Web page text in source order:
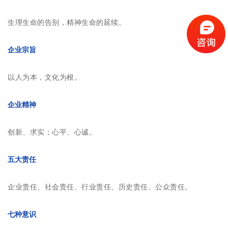
生理生命的告别，精神生命的延续。
企业宗旨
以人为本，文化为根。
企业精神
创新、求实；心平、心诚。
五大责任
企业责任、社会责任、行业责任、历史责任、公众责任。
七种意识